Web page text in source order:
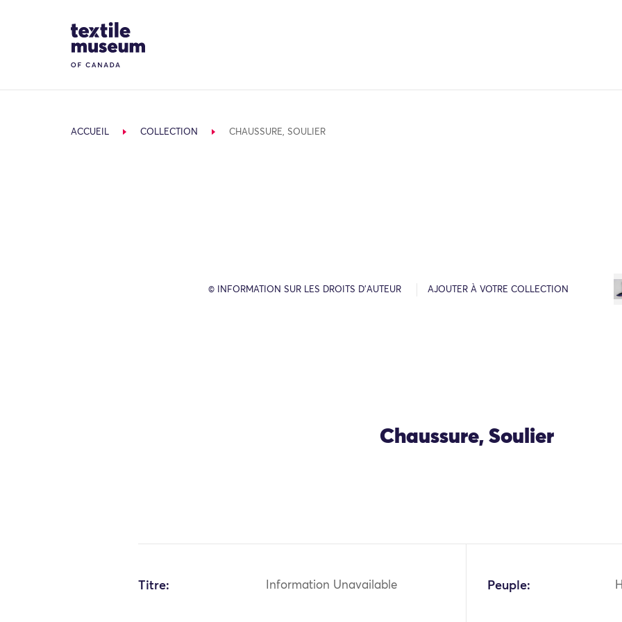
Site Logo
ACCUEIL COLLECTION CHAUSSURE, SOULIER
© INFORMATION SUR LES DROITS D’AUTEUR AJOUTER À VOTRE COLLECTION
Chaussure, Soulier
Titre: Information Unavailable Peuple: